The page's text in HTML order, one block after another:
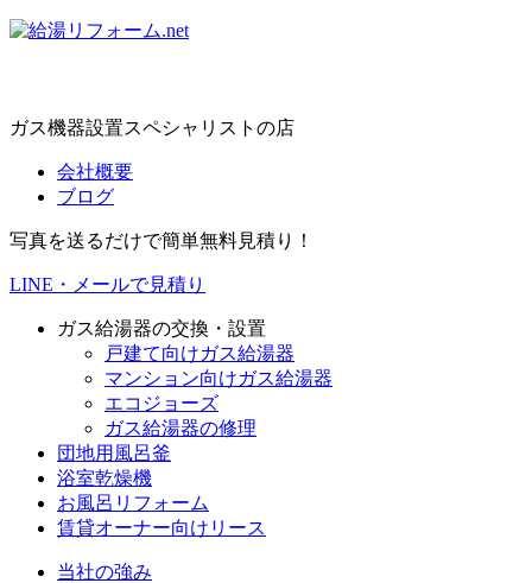
ガス機器設置スペシャリストの店
会社概要
ブログ
写真を送るだけで簡単無料見積り！
LINE・メールで見積り
ガス給湯器の交換・設置
戸建て向けガス給湯器
マンション向けガス給湯器
エコジョーズ
ガス給湯器の修理
団地用風呂釜
浴室乾燥機
お風呂リフォーム
賃貸オーナー向けリース
当社の強み